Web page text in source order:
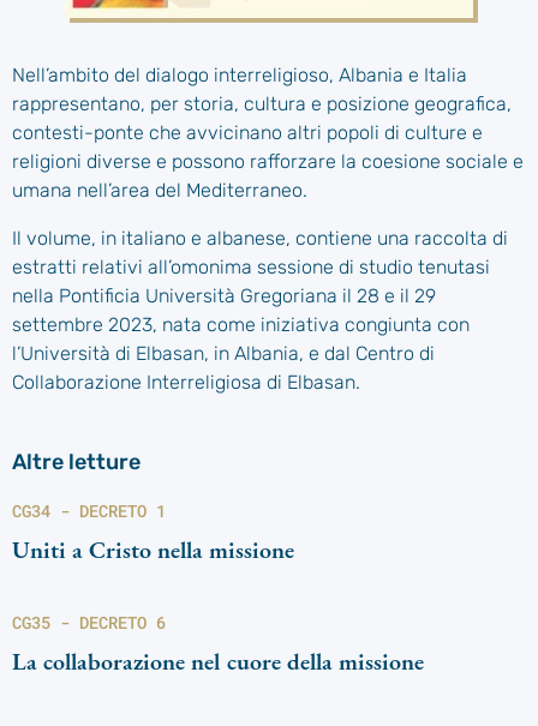
Nell’ambito del dialogo interreligioso, Albania e Italia
rappresentano, per storia, cultura e posizione geografica,
contesti-ponte che avvicinano altri popoli di culture e
religioni diverse e possono rafforzare la coesione sociale e
umana nell’area del Mediterraneo.
Il volume, in italiano e albanese, contiene una raccolta di
estratti relativi all’omonima sessione di studio tenutasi
nella Pontificia Università Gregoriana il 28 e il 29
settembre 2023, nata come iniziativa congiunta con
l’Università di Elbasan, in Albania, e dal Centro di
Collaborazione Interreligiosa di Elbasan.
Altre letture
CG34 - DECRETO 1
Uniti a Cristo nella missione
CG35 - DECRETO 6
La collaborazione nel cuore della missione